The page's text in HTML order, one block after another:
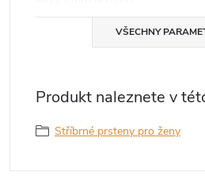
VŠECHNY
Produkt naleznete v
Stříbrné prsteny pro ženy